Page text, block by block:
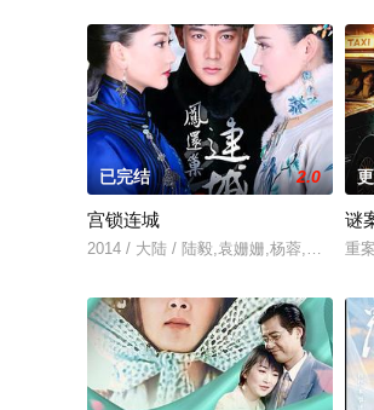
已完结 2.0
宫锁连城
2014 / 大陆 / 陆毅,袁姗姗,杨蓉,戴娇倩,
谜
重